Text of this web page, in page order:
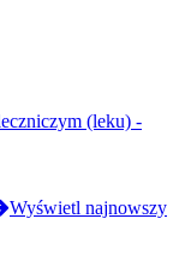
(leku) -
Wyświetl najnowszy